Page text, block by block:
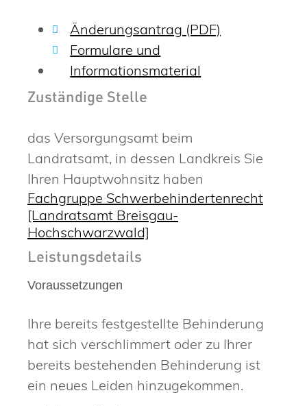
Änderungsantrag (PDF)
Formulare und
Informationsmaterial
Zuständige Stelle
das Versorgungsamt beim
Landratsamt, in dessen Landkreis Sie
Ihren Hauptwohnsitz haben
Fachgruppe Schwerbehindertenrecht
[Landratsamt Breisgau-
Hochschwarzwald]
Leistungsdetails
Voraussetzungen
Ihre bereits festgestellte Behinderung
hat sich verschlimmert oder zu Ihrer
bereits bestehenden Behinderung ist
ein neues Leiden hinzugekommen.